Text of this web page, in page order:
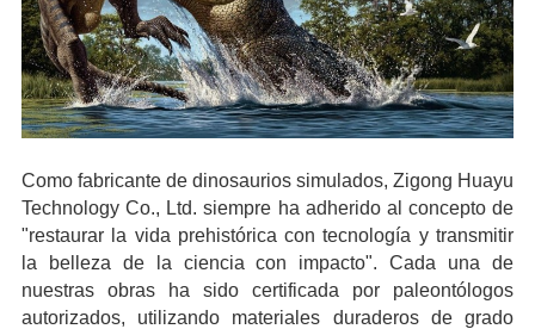
Como fabricante de dinosaurios simulados, Zigong Huayu
Technology Co., Ltd. siempre ha adherido al concepto de
"restaurar la vida prehistórica con tecnología y transmitir
la belleza de la ciencia con impacto". Cada una de
nuestras obras ha sido certificada por paleontólogos
autorizados, utilizando materiales duraderos de grado